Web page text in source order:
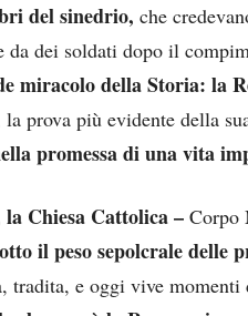
del sinedrio, che
da dei soldati dopo il
miracolo della Storia: la
la prova più evidente della
promessa di una vita
Chiesa Cattolica – Corpo
il peso sepolcrale delle
tradita, e oggi vive